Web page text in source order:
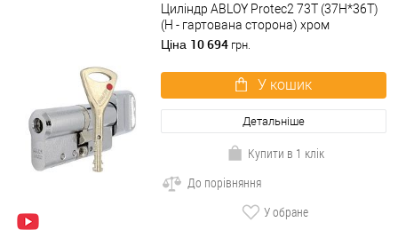
Циліндр ABLOY Protec2 73T (37H*36T)
(H - гартована сторона) хром
полірований
Ціна 10 694 грн.
У кошик
Детальніше
Купити в 1 клік
До порівняння
У обране